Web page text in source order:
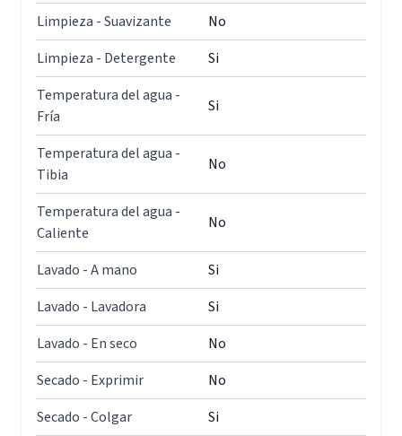
Limpieza - Suavizante
No
Limpieza - Detergente
Si
Temperatura del agua -
Fría
Si
Temperatura del agua -
Tibia
No
Temperatura del agua -
Caliente
No
Lavado - A mano
Si
Lavado - Lavadora
Si
Lavado - En seco
No
Secado - Exprimir
No
Secado - Colgar
Si